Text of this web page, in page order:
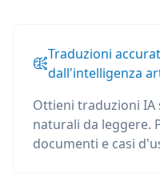
Traduzioni
dall'intelligenza
Ottieni traduzioni IA
naturali da leggere.
documenti e casi